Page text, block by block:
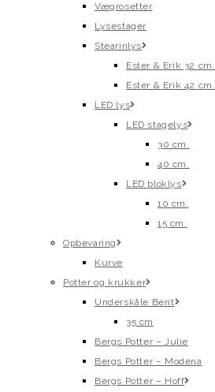
Vægrosetter
Lysestager
Stearinlys
Ester & Erik 32 cm.
Ester & Erik 42 cm.
LED lys
LED stagelys
30 cm.
40 cm.
LED bloklys
10 cm.
15 cm.
Opbevaring
Kurve
Potter og krukker
Underskåle Berit
35 cm
Bergs Potter – Julie
Bergs Potter – Modena
Bergs Potter – Hoff